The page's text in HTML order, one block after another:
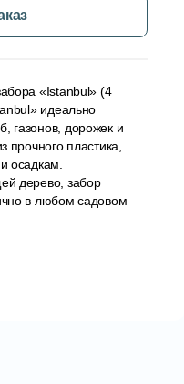
«Istanbul» (4
идеально
газонов, дорожек и
прочного пластика,
осадкам.
дерево, забор
в любом садовом
(устойчив к